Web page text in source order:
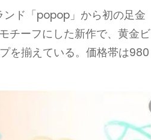
ンド「popop」から初の足金
チーフにした新作で、黄金ビ
を揃えている。価格帯は980